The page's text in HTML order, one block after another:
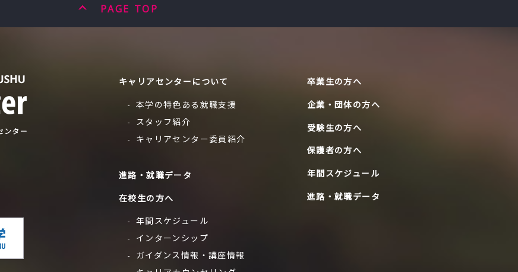
PAGE TOP
キャリアセンターについて
本学の特色ある就職支援
スタッフ紹介
キャリアセンター委員紹介
進路・就職データ
在校生の方へ
年間スケジュール
インターンシップ
ガイダンス情報・ 講座情報
卒業生の方へ
企業・団体の方へ
受験生の方へ
保護者の方へ
年間スケジュール
進路・就職データ